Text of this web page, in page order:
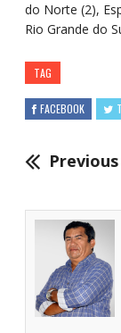
do Norte (2),
Rio Grande do
TAG
FACEBOOK